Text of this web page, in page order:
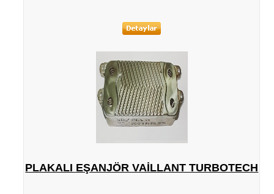
PLAKALI EŞANJÖR VAILLANT TURBOTECH